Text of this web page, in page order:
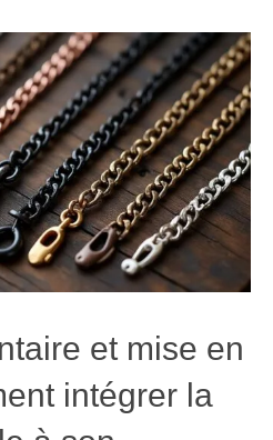
et mise en
intégrer la